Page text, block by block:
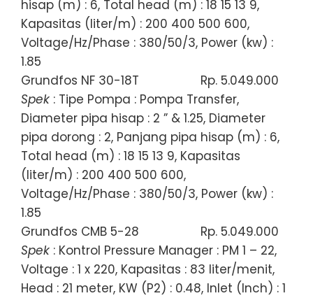
hisap (m) : 6, Total head (m) : 18 15 13 9,
Kapasitas (liter/m) : 200 400 500 600,
Voltage/Hz/Phase : 380/50/3, Power (kw) :
1.85
Grundfos NF 30-18T
Rp. 5.049.000
Spek : Tipe Pompa : Pompa Transfer,
Diameter pipa hisap : 2 ” & 1.25, Diameter
pipa dorong : 2, Panjang pipa hisap (m) : 6,
Total head (m) : 18 15 13 9, Kapasitas
(liter/m) : 200 400 500 600,
Voltage/Hz/Phase : 380/50/3, Power (kw) :
1.85
Grundfos CMB 5-28
Rp. 5.049.000
Spek : Kontrol Pressure Manager : PM 1 – 22,
Voltage : 1 x 220, Kapasitas : 83 liter/menit,
Head : 21 meter, KW (P2) : 0.48, Inlet (Inch) : 1